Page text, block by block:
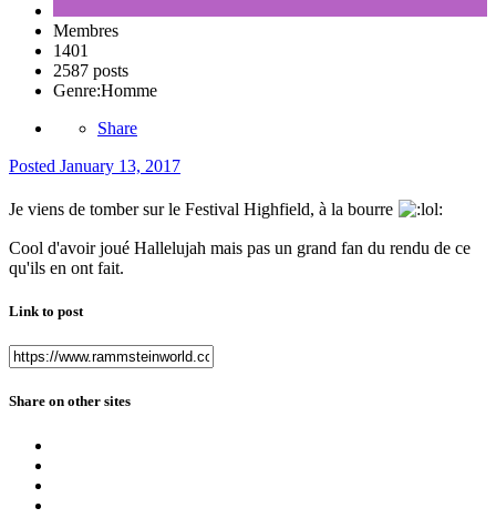
Membres
1401
2587 posts
Genre:Homme
Share
Posted January 13, 2017
Je viens de tomber sur le Festival Highfield, à la bourre
Cool d'avoir joué Hallelujah mais pas un grand fan du rendu de ce
qu'ils en ont fait.
Link to post
Share on other sites